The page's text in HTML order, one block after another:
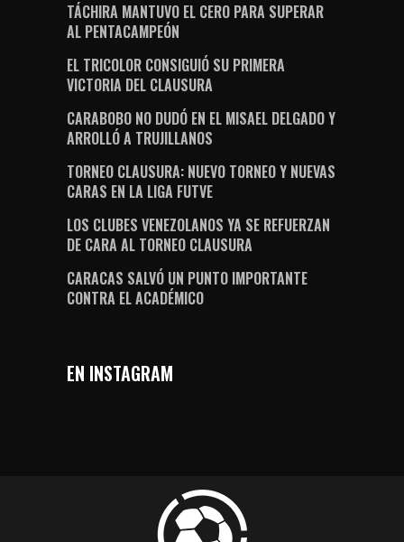
TÁCHIRA MANTUVO EL CERO PARA SUPERAR
AL PENTACAMPEÓN
EL TRICOLOR CONSIGUIÓ SU PRIMERA
VICTORIA DEL CLAUSURA
CARABOBO NO DUDÓ EN EL MISAEL DELGADO Y
ARROLLÓ A TRUJILLANOS
TORNEO CLAUSURA: NUEVO TORNEO Y NUEVAS
CARAS EN LA LIGA FUTVE
LOS CLUBES VENEZOLANOS YA SE REFUERZAN
DE CARA AL TORNEO CLAUSURA
CARACAS SALVÓ UN PUNTO IMPORTANTE
CONTRA EL ACADÉMICO
EN INSTAGRAM